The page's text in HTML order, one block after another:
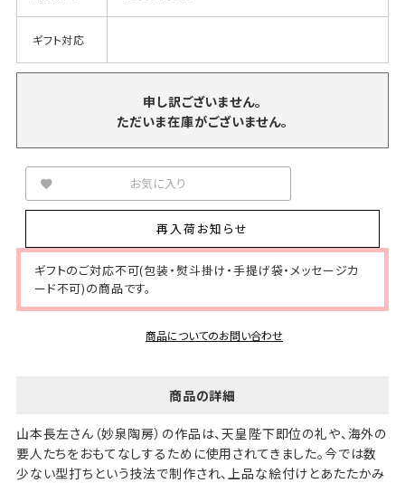
ギフト対応
申し訳ございません。
ただいま在庫がございません。
お気に入り
再入荷お知らせ
ギフトのご対応不可(包装・熨斗掛け・手提げ袋・メッセージカ
ード不可)の商品です。
商品についてのお問い合わせ
商品の詳細
山本長左さん（妙泉陶房）の作品は、天皇陛下即位の礼や、海外の
要人たちをおもてなしするために使用されてきました。今では数
少ない型打ちという技法で制作され、上品な絵付けとあたたかみ